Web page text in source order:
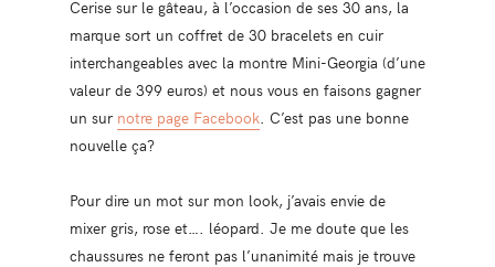
Cerise sur le gâteau, à l’occasion de ses 30 ans, la
marque sort un coffret de 30 bracelets en cuir
interchangeables avec la montre Mini-Georgia (d’une
valeur de 399 euros) et nous vous en faisons gagner
un sur notre page Facebook. C’est pas une bonne
nouvelle ça?
Pour dire un mot sur mon look, j’avais envie de
mixer gris, rose et…. léopard. Je me doute que les
chaussures ne feront pas l’unanimité mais je trouve